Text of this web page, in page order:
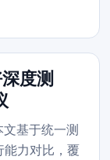
度测
基于统一测
能力对比，覆